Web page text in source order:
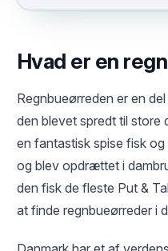
Hvad er en
Regnbueørreden er en
den blevet spredt til store
en fantastisk spise fisk
og blev opdrættet i
den fisk de fleste Put &
at finde regnbueørreder i